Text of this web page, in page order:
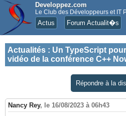
Developpez.com
Le Club des Développeurs et IT
Actus Forum Actualit�s
Actualités : Un TypeScript
vidéo de la conférence C++
Répondre à la
Nancy Rey, le 16/08/2023 à 06h43